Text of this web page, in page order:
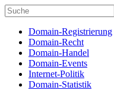
Domain-Registrierung
Domain-Recht
Domain-Handel
Domain-Events
Internet-Politik
Domain-Statistik